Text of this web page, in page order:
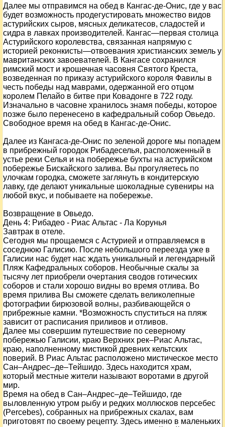
Далее мы отправимся на обед в Кангас-де-Онис, где у вас
будет возможность продегустировать множество видов
астурийских сыров, мясных деликатесов, сладостей и
сидра в лавках производителей. Кангас—первая столица
Астурийского королевства, связанная напрямую с
историей реконкисты—отвоевания христианских земель у
мавританских завоевателей. В Кангасе сохранился
римский мост и крошечная часовня Святого Креста,
возведенная по приказу астурийского короля Фавилы в
честь победы над маврами, одержанной его отцом
королем Пелайо в битве при Ковадонге в 722 году.
Изначально в часовне хранилось знамя победы, которое
позже было перенесено в кафедральный собор Овьедо.
Свободное время на обед в Кангас-де-Онис.
Далее из Кангаса-де-Онис по зеленой дороге мы попадем
в прибрежный городок Рибадеселья, расположенный в
устье реки Селья и на побережье бухты на астурийском
побережье Бискайского залива. Вы прогуляетесь по
улочкам городка, сможете заглянуть в кондитерскую
лавку, где делают уникальные шоколадные сувениры на
любой вкус, и побываете на побережье.
Возвращение в Овьедо.
День 4: Рибадео - Риас Альтас - Ла Корунья
Завтрак в отеле.
Сегодня мы прощаемся с Астурией и отправляемся в
соседнюю Галисию. После небольшого переезда уже в
Галисии нас будет нас ждать уникальный и легендарный
Пляж Кафедральных соборов. Необычные скалы за
тысячу лет приобрели очертания сводов готических
соборов и стали хорошо видны во время отлива. Во
время прилива Вы сможете сделать великолепные
фотографии бирюзовой волны, разбивающейся о
прибрежные камни. *Возможность спуститься на пляж
зависит от расписания приливов и отливов.
Далее мы совершим путешествие по северному
побережью Галисии, краю Верхних рек–Риас Альтас,
краю, наполненному мистикой древних кельтских
поверий. В Риас Альтас расположено мистическое место
Сан–Андрес–де–Тейшидо. Здесь находится храм,
который местные жители называют воротами в другой
мир.
Время на обед в Сан–Андрес–де–Тейшидо, где
выловленную утром рыбу и редких моллюсков персебес
(Percebes), собранных на прибрежных скалах, вам
приготовят по своему рецепту. Здесь именно в маленьких